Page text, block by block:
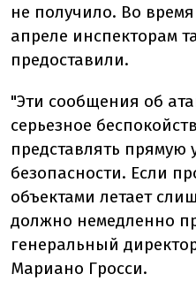
не получило. Во
апреле инспекторам
предоставили.
"Эти сообщения об
серьезное
представлять прямую
безопасности. Если
объектами летает
должно немедленно
генеральный
Мариано Гросси.